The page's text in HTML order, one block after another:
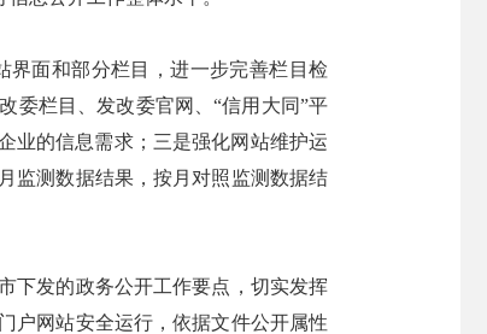
界面和部分栏目，进一步完善栏目检
委栏目、发改委官网、“信用大同”平
业的信息需求；三是强化网站维护运
监测数据结果，按月对照监测数据结
下发的政务公开工作要点，切实发挥
户网站安全运行，依据文件公开属性